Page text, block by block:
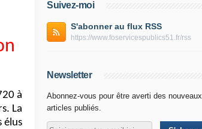
à
La
élus
Suivez-moi
S'abonner au flux RSS
https://www.foservicespublics51.fr/rss
Newsletter
Abonnez-vous pour être averti des nouveaux
articles publiés.